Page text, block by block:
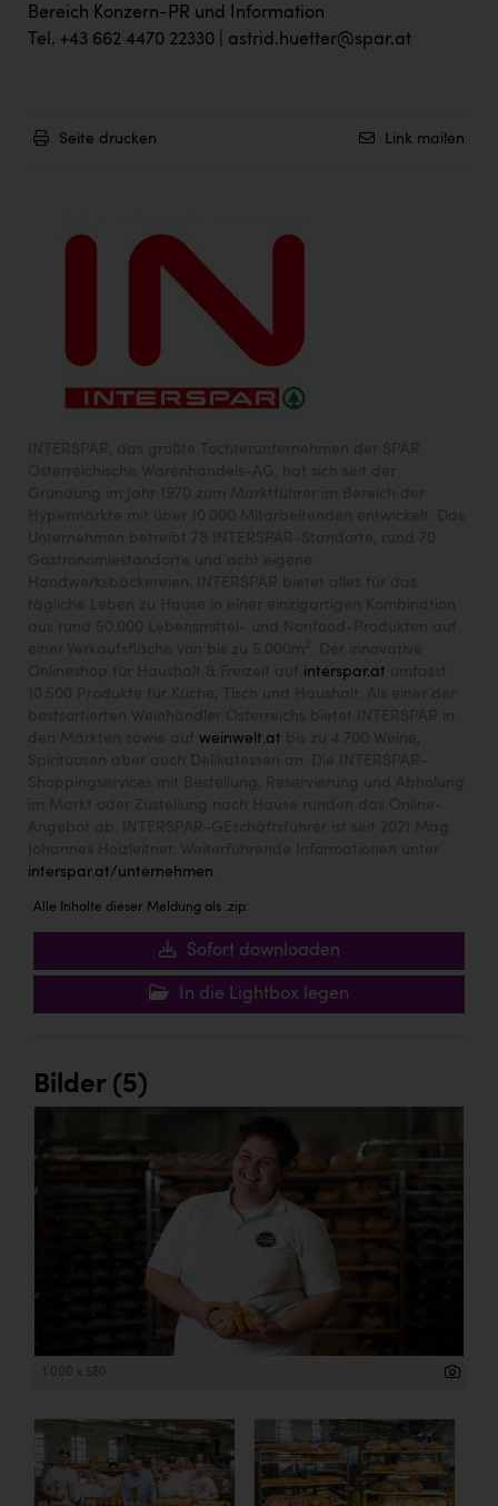
Bereich Konzern-PR und Information
Tel. +43 662 4470 22330 | astrid.huetter@spar.at
Seite drucken Link mailen
interspar.at
weinwelt.at
interspar.at/unternehmen
Alle Inhalte dieser Meldung als .zip:
Sofort downloaden
In die Lightbox legen
Bilder (5)
1 000 x 580